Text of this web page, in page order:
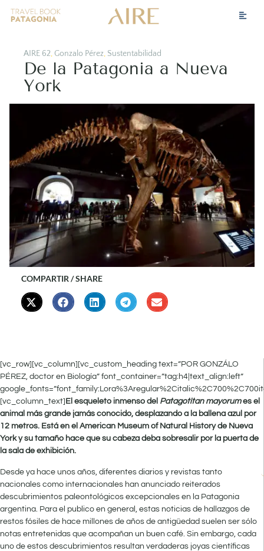
AIRE 62, Gonzalo Pérez, Sustentabilidad
De la Patagonia a Nueva
York
COMPARTIR / SHARE
[vc_row][vc_column][vc_custom_heading text=”POR GONZÁLO
PÉREZ, doctor en Biología” font_container=”tag:h4|text_align:left”
[vc_column_text] El esqueleto inmenso del Patagotitan mayorumes el
animal más grande jamás conocido, desplazando a la ballena azul por
12 metros. Está en el American Museum of Natural History de Nueva
York y su tamaño hace que su cabeza deba sobresalir por la puerta de
la sala de exhibición.
Desde ya hace unos años, diferentes diarios y revistas tanto
nacionales como internacionales han anunciado reiterados
descubrimientos paleontológicos excepcionales en la Patagonia
argentina. Para el publico en general, estas noticias de hallazgos de
restos fósiles de hace millones de años de antigüedad suelen ser sólo
notas entretenidas que acompañan un buen café. Sin embargo, cada
uno de estos descubrimientos resultan verdaderas joyas científicas